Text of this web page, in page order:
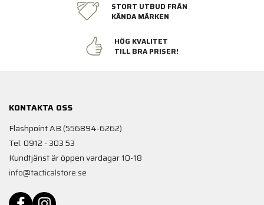
STORT UTBUD FRÅN
KÄNDA MÄRKEN
HÖG KVALITET
TILL BRA PRISER!
KONTAKTA OSS
Flashpoint AB (556894-6262)
Tel. 0912 - 303 53
Kundtjänst är öppen vardagar 10-18
info@tacticalstore.se